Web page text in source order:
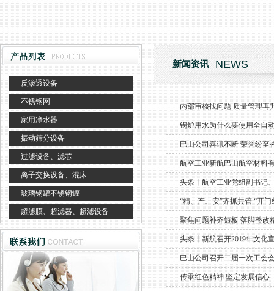
反渗透设备
不锈钢网
家用净水器
振动筛分设备
过滤设备、滤芯
离子交换设备、混床
玻璃钢罐不锈钢罐
超滤膜、超滤器、超滤设备
新闻资讯 NEWS
内部审核找问题 质量管理再
锅炉用水为什么要使用全自
巴山公司喜讯不断 荣誉纷至
航空工业新航巴山航空材料
头条丨航空工业党组副书记
“精、产、安”齐抓共管 “开门
聚焦问题补齐短板 落脚整改
头条丨新航召开2019年文化
巴山公司召开二届一次工会
传承红色精神 坚定发展信心